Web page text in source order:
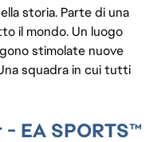
storia. Parte di una
il mondo. Un luogo
stimolate nuove
squadra in cui tutti
EA SPORTS™